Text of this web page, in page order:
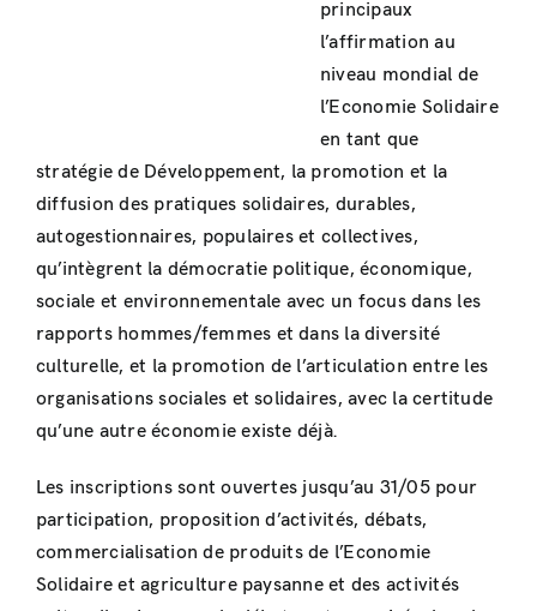
principaux
l’affirmation au
niveau mondial de
l’Economie Solidaire
en tant que
stratégie de Développement, la promotion et la
diffusion des pratiques solidaires, durables,
autogestionnaires, populaires et collectives,
qu’intègrent la démocratie politique, économique,
sociale et environnementale avec un focus dans les
rapports hommes/femmes et dans la diversité
culturelle, et la promotion de l’articulation entre les
organisations sociales et solidaires, avec la certitude
qu’une autre économie existe déjà.
Les inscriptions sont ouvertes jusqu’au 31/05 pour
participation, proposition d’activités, débats,
commercialisation de produits de l’Economie
Solidaire et agriculture paysanne et des activités